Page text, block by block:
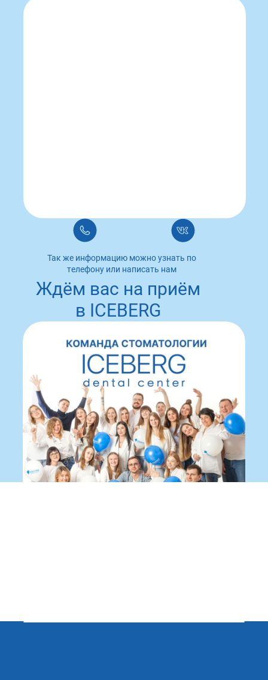
Так же информацию можно узнать по
телефону или написать нам
Ждём вас на приём
в ICEBERG